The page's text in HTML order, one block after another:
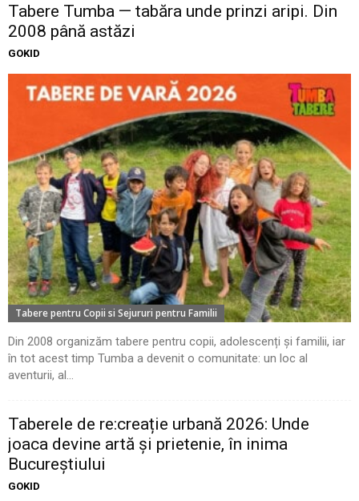
Tabere Tumba — tabăra unde prinzi aripi. Din
2008 până astăzi
GOKID
Tabere pentru Copii si Sejururi pentru Familii
Din 2008 organizăm tabere pentru copii, adolescenți și familii, iar
în tot acest timp Tumba a devenit o comunitate: un loc al
aventurii, al...
Taberele de re:creație urbană 2026: Unde
joaca devine artă și prietenie, în inima
Bucureștiului
GOKID